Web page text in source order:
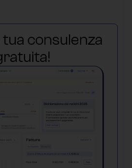
consulenza